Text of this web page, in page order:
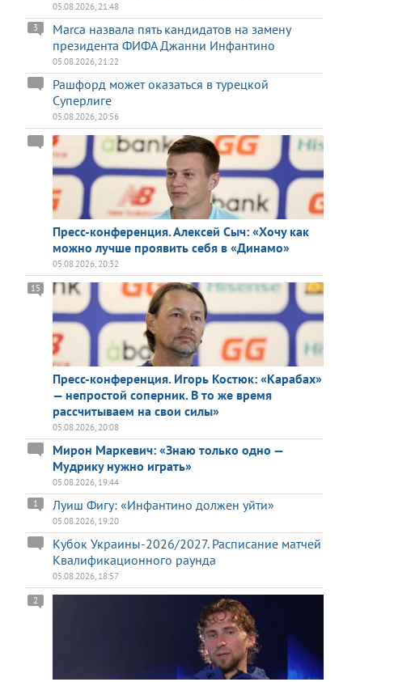
05.08.2026, 21:48
Marca назвала пять кандидатов на замену
президента ФИФА Джанни Инфантино
3
05.08.2026, 21:22
Рашфорд может оказаться в турецкой
Суперлиге
05.08.2026, 20:56
Пресс-конференция. Алексей Сыч: «Хочу как
можно лучше проявить себя в «Динамо»
05.08.2026, 20:32
Пресс-конференция. Игорь Костюк: «Карабах»
— непростой соперник. В то же время
рассчитываем на свои силы»
15
05.08.2026, 20:08
Мирон Маркевич: «Знаю только одно —
Мудрику нужно играть»
05.08.2026, 19:44
Луиш Фигу: «Инфантино должен уйти»
1
05.08.2026, 19:20
Кубок Украины-2026/2027. Расписание матчей
Квалификационного раунда
05.08.2026, 18:57
2